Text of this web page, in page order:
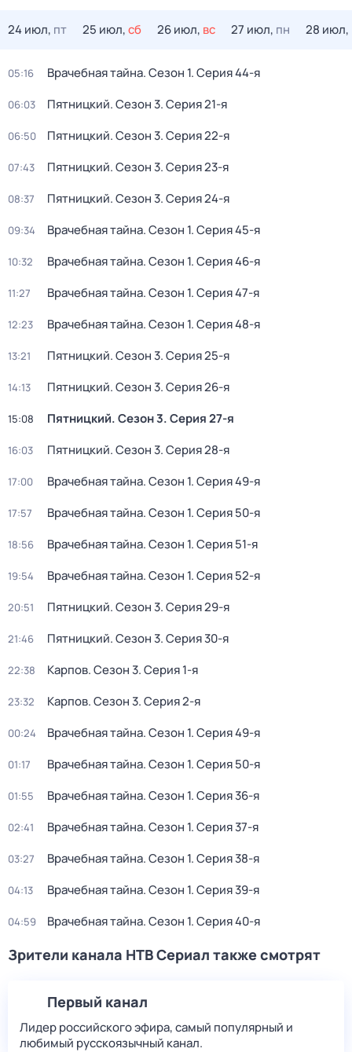
24 июл, пт 25 июл,сб 26 июл, вс 27 июл, пн 28 июл,
05:16 Врачебная тайна. Сезон 1. Серия 44-я
06:03 Пятницкий. Сезон 3. Серия 21-я
06:50 Пятницкий. Сезон 3. Серия 22-я
07:43 Пятницкий. Сезон 3. Серия 23-я
08:37 Пятницкий. Сезон 3. Серия 24-я
09:34 Врачебная тайна. Сезон 1. Серия 45-я
10:32 Врачебная тайна. Сезон 1. Серия 46-я
11:27 Врачебная тайна. Сезон 1. Серия 47-я
12:23 Врачебная тайна. Сезон 1. Серия 48-я
13:21 Пятницкий. Сезон 3. Серия 25-я
14:13 Пятницкий. Сезон 3. Серия 26-я
15:08 Пятницкий. Сезон 3. Серия 27-я
16:03 Пятницкий. Сезон 3. Серия 28-я
17:00 Врачебная тайна. Сезон 1. Серия 49-я
17:57 Врачебная тайна. Сезон 1. Серия 50-я
18:56 Врачебная тайна. Сезон 1. Серия 51-я
19:54 Врачебная тайна. Сезон 1. Серия 52-я
20:51 Пятницкий. Сезон 3. Серия 29-я
21:46 Пятницкий. Сезон 3. Серия 30-я
22:38 Карпов. Сезон 3. Серия 1-я
23:32 Карпов. Сезон 3. Серия 2-я
00:24 Врачебная тайна. Сезон 1. Серия 49-я
01:17 Врачебная тайна. Сезон 1. Серия 50-я
01:55 Врачебная тайна. Сезон 1. Серия 36-я
02:41 Врачебная тайна. Сезон 1. Серия 37-я
03:27 Врачебная тайна. Сезон 1. Серия 38-я
04:13 Врачебная тайна. Сезон 1. Серия 39-я
04:59 Врачебная тайна. Сезон 1. Серия 40-я
Зрители канала НТВ Сериал также смотрят
Первый канал
Лидер российского эфира, самый популярный и
любимый русскоязычный канал.